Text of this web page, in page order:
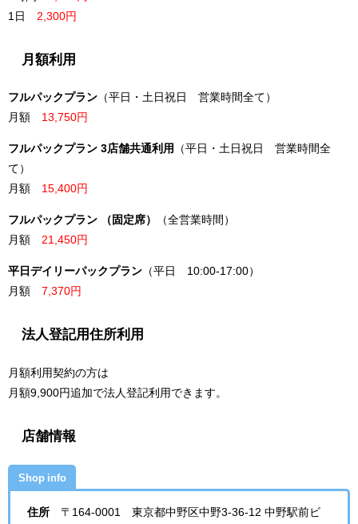
1日 2,300円
月額利用
フルパックプラン （平日・土日祝日 営業時間全て）
月額 13,750円
フルパックプラン 3店舗共通利用
（平日・土日祝日 営業時間全
て）
月額 15,400円
フルパックプラン （固定席）
（全営業時間）
月額 21,450円
平日デイリーパックプラン （平日 10:00-17:00）
月額 7,370円
法人登記用住所利用
月額利用契約の方は
月額9,900円追加で法人登記利用できます。
店舗情報
Shop info
住所 〒164-0001 東京都中野区中野3-36-12 中野駅前ビ